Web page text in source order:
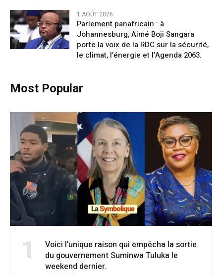
1 AOÛT 2026
Parlement panafricain : à
Johannesburg, Aimé Boji Sangara
porte la voix de la RDC sur la sécurité,
le climat, l’énergie et l’Agenda 2063.
Most Popular
1
Voici l’unique raison qui empêcha la sortie
du gouvernement Suminwa Tuluka le
weekend dernier.